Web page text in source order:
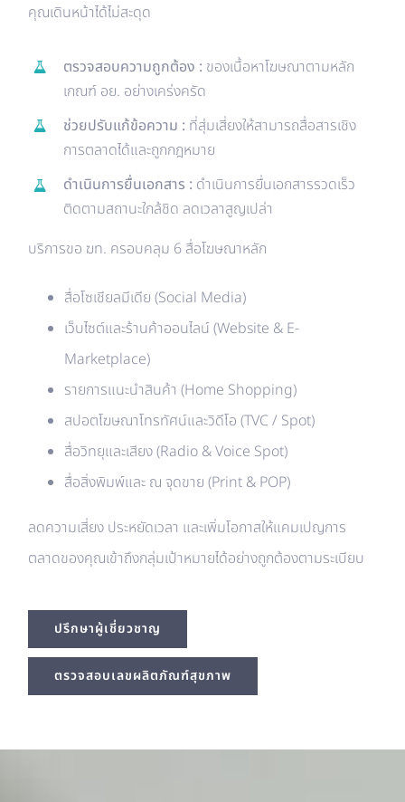
คุณเดินหน้าได้ไม่สะดุด
ตรวจสอบความถูกต้อง : ของเนื้อหาโฆษณาตามหลัก
เกณฑ์ อย. อย่างเคร่งครัด
ช่วยปรับแก้ข้อความ : ที่สุ่มเสี่ยงให้สามารถสื่อสารเชิง
การตลาดได้และถูกกฎหมาย
ดำเนินการยื่นเอกสาร : ดำเนินการยื่นเอกสารรวดเร็ว
ติดตามสถานะใกล้ชิด ลดเวลาสูญเปล่า
บริการขอ ฆท. ครอบคลุม 6 สื่อโฆษณาหลัก
สื่อโซเชียลมีเดีย (Social Media)
เว็บไซต์และร้านค้าออนไลน์ (Website & E-
Marketplace)
รายการแนะนำสินค้า (Home Shopping)
สปอตโฆษณาโทรทัศน์และวิดีโอ (TVC / Spot)
สื่อวิทยุและเสียง (Radio & Voice Spot)
สื่อสิ่งพิมพ์และ ณ จุดขาย (Print & POP)
ลดความเสี่ยง ประหยัดเวลา และเพิ่มโอกาสให้แคมเปญการ
ตลาดของคุณเข้าถึงกลุ่มเป้าหมายได้อย่างถูกต้องตามระเบียบ
ปรึกษาผู้เชี่ยวชาญ
ตรวจสอบเลขผลิตภัณฑ์สุขภาพ